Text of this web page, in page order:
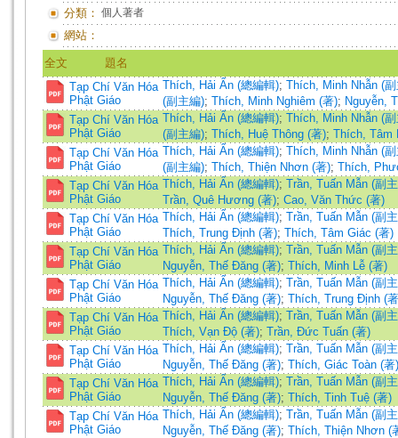
分類： 個人著者
網站：
全文
題名
Tạp Chí Văn Hóa
Phật Giáo
Thích, Hải Ấn (總編輯); Thích, Minh Nhẫn (
(副主編); Thích, Minh Nghiêm (著); Nguyễn,
Tạp Chí Văn Hóa
Phật Giáo
Thích, Hải Ấn (總編輯); Thích, Minh Nhẫn (
(副主編); Thích, Huệ Thông (著); Thích, Tâm
Tạp Chí Văn Hóa
Phật Giáo
Thích, Hải Ấn (總編輯); Thích, Minh Nhẫn (
(副主編); Thích, Thiện Nhơn (著); Thích,
Tạp Chí Văn Hóa
Phật Giáo
Thích, Hải Ấn (總編輯); Trần, Tuấn Mẫn (副
Trần, Quê Hương (著); Cao, Văn Thức (著)
Tạp Chí Văn Hóa
Phật Giáo
Thích, Hải Ấn (總編輯); Trần, Tuấn Mẫn (副
Thích, Trung Định (著); Thích, Tâm Giác (著)
Tạp Chí Văn Hóa
Phật Giáo
Thích, Hải Ấn (總編輯); Trần, Tuấn Mẫn (副
Nguyễn, Thế Đăng (著); Thích, Minh Lễ (著)
Tạp Chí Văn Hóa
Phật Giáo
Thích, Hải Ấn (總編輯); Trần, Tuấn Mẫn (副
Nguyễn, Thế Đăng (著); Thích, Trung Định (
Tạp Chí Văn Hóa
Phật Giáo
Thích, Hải Ấn (總編輯); Trần, Tuấn Mẫn (副
Thích, Vạn Độ (著); Trần, Đức Tuấn (著)
Tạp Chí Văn Hóa
Phật Giáo
Thích, Hải Ấn (總編輯); Trần, Tuấn Mẫn (副
Nguyễn, Thế Đăng (著); Thích, Giác Toàn (著)
Tạp Chí Văn Hóa
Phật Giáo
Thích, Hải Ấn (總編輯); Trần, Tuấn Mẫn (副
Nguyễn, Thế Đăng (著); Thích, Tinh Tuệ (著)
Tạp Chí Văn Hóa
Phật Giáo
Thích, Hải Ấn (總編輯); Trần, Tuấn Mẫn (副
Nguyễn, Thế Đăng (著); Thích, Thiện Nhơn (